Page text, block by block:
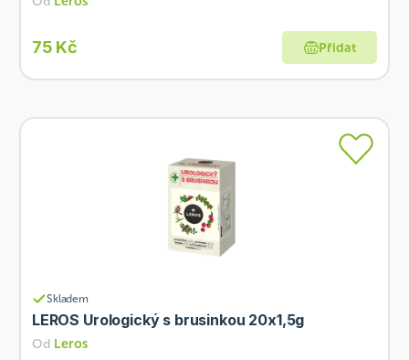
75 Kč Přidat
Skladem
LEROS Urologický s brusinkou 20x1,5g
Od Leros